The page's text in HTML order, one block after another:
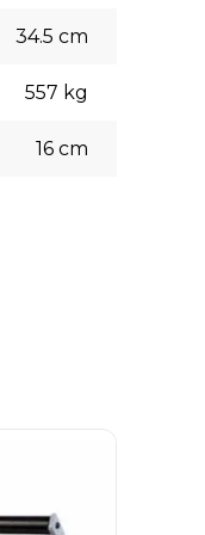
34.5 cm
557 kg
16 cm